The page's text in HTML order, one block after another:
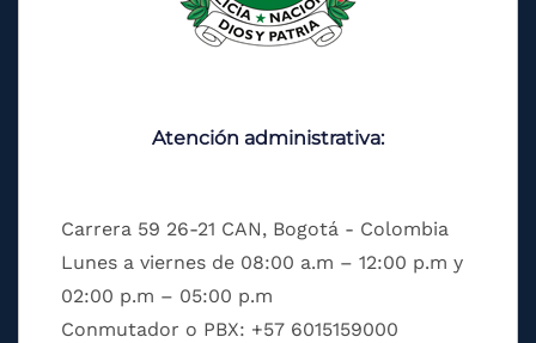
Atención administrativa:
Carrera 59 26-21 CAN, Bogotá - Colombia
Lunes a viernes de 08:00 a.m – 12:00 p.m y
02:00 p.m – 05:00 p.m
Conmutador o PBX: +57 6015159000